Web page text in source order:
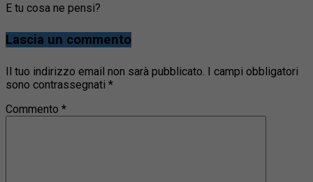
E tu cosa ne pensi?
Lascia un commento
Il tuo indirizzo email non sarà pubblicato. I campi obbligatori
sono contrassegnati *
Commento *